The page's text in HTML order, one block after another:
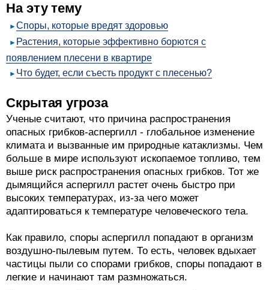
На эту тему
Споры, которые вредят здоровью
Растения, которые эффективно борются с
появлением плесени в квартире
Что будет, если съесть продукт с плесенью?
Скрытая угроза
Ученые считают, что причина распространения
опасных грибков-аспергилл - глобальное изменение
климата и вызванные им природные катаклизмы. Чем
больше в мире используют ископаемое топливо, тем
выше риск распространения опасных грибков. Тот же
дымящийся аспергилл растет очень быстро при
высоких температурах, из-за чего может
адаптироваться к температуре человеческого тела.
Как правило, споры аспергилл попадают в организм
воздушно-пылевым путем. То есть, человек вдыхает
частицы пыли со спорами грибков, споры попадают в
легкие и начинают там размножаться.